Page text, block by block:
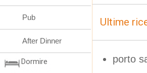
Ultime
porto
Pub
After Dinner
Dormire